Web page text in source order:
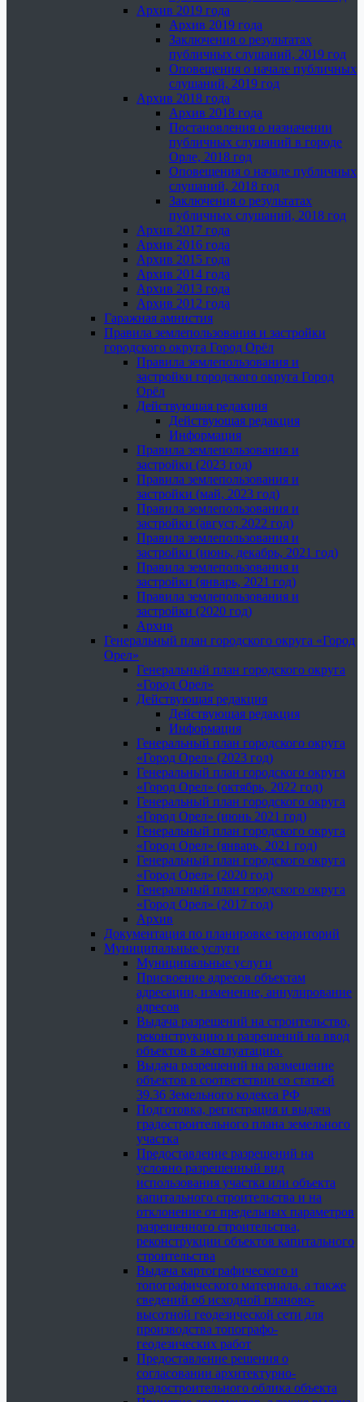
Архив 2019 года
Архив 2019 года
Заключения о результатах
публичных слушаний, 2019 год
Оповещения о начале публичных
слушаний, 2019 год
Архив 2018 года
Архив 2018 года
Постановления о назначении
публичных слушаний в городе
Орле, 2018 год
Оповещения о начале публичных
слушаний, 2018 год
Заключения о результатах
публичных слушаний, 2018 год
Архив 2017 года
Архив 2016 года
Архив 2015 года
Архив 2014 года
Архив 2013 года
Архив 2012 года
Гаражная амнистия
Правила землепользования и застройки
городского округа Город Орёл
Правила землепользования и
застройки городского округа Город
Орёл
Действующая редакция
Действующая редакция
Информация
Правила землепользования и
застройки (2023 год)
Правила землепользования и
застройки (май, 2023 год)
Правила землепользования и
застройки (август, 2022 год)
Правила землепользования и
застройки (июнь, декабрь, 2021 год)
Правила землепользования и
застройки (январь, 2021 год)
Правила землепользования и
застройки (2020 год)
Архив
Генеральный план городского округа «Город
Орел»
Генеральный план городского округа
«Город Орел»
Действующая редакция
Действующая редакция
Информация
Генеральный план городского округа
«Город Орел» (2023 год)
Генеральный план городского округа
«Город Орел» (октябрь, 2022 год)
Генеральный план городского округа
«Город Орел» (июнь 2021 год)
Генеральный план городского округа
«Город Орел» (январь, 2021 год)
Генеральный план городского округа
«Город Орел» (2020 год)
Генеральный план городского округа
«Город Орел» (2017 год)
Архив
Документация по планировке территорий
Муниципальные услуги
Муниципальные услуги
Присвоение адресов объектам
адресации, изменение, аннулирование
адресов
Выдача разрешений на строительство,
реконструкцию и разрешений на ввод
объектов в эксплуатацию.
Выдача разрешений на размещение
объектов в соответствии со статьей
39.36 Земельного кодекса РФ
Подготовка, регистрация и выдача
градостроительного плана земельного
участка
Предоставление разрешений на
условно разрешенный вид
использования участка или объекта
капитального строительства и на
отклонение от предельных параметров
разрешенного строительства,
реконструкции объектов капитального
строительства
Выдача картографического и
топографического материала, а также
сведений об исходной планово-
высотной геодезической сети для
производства топографо-
геодезических работ
Предоставление решения о
согласовании архитектурно-
градостроительного облика объекта